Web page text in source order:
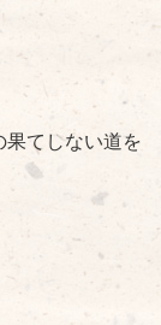
果てしない道を